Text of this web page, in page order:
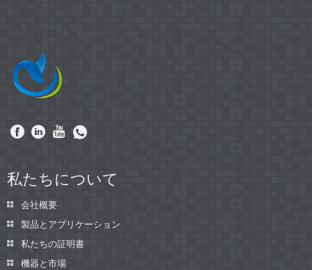
私たちについて
会社概要
製品とアプリケーション
私たちの証明書
機器と市場